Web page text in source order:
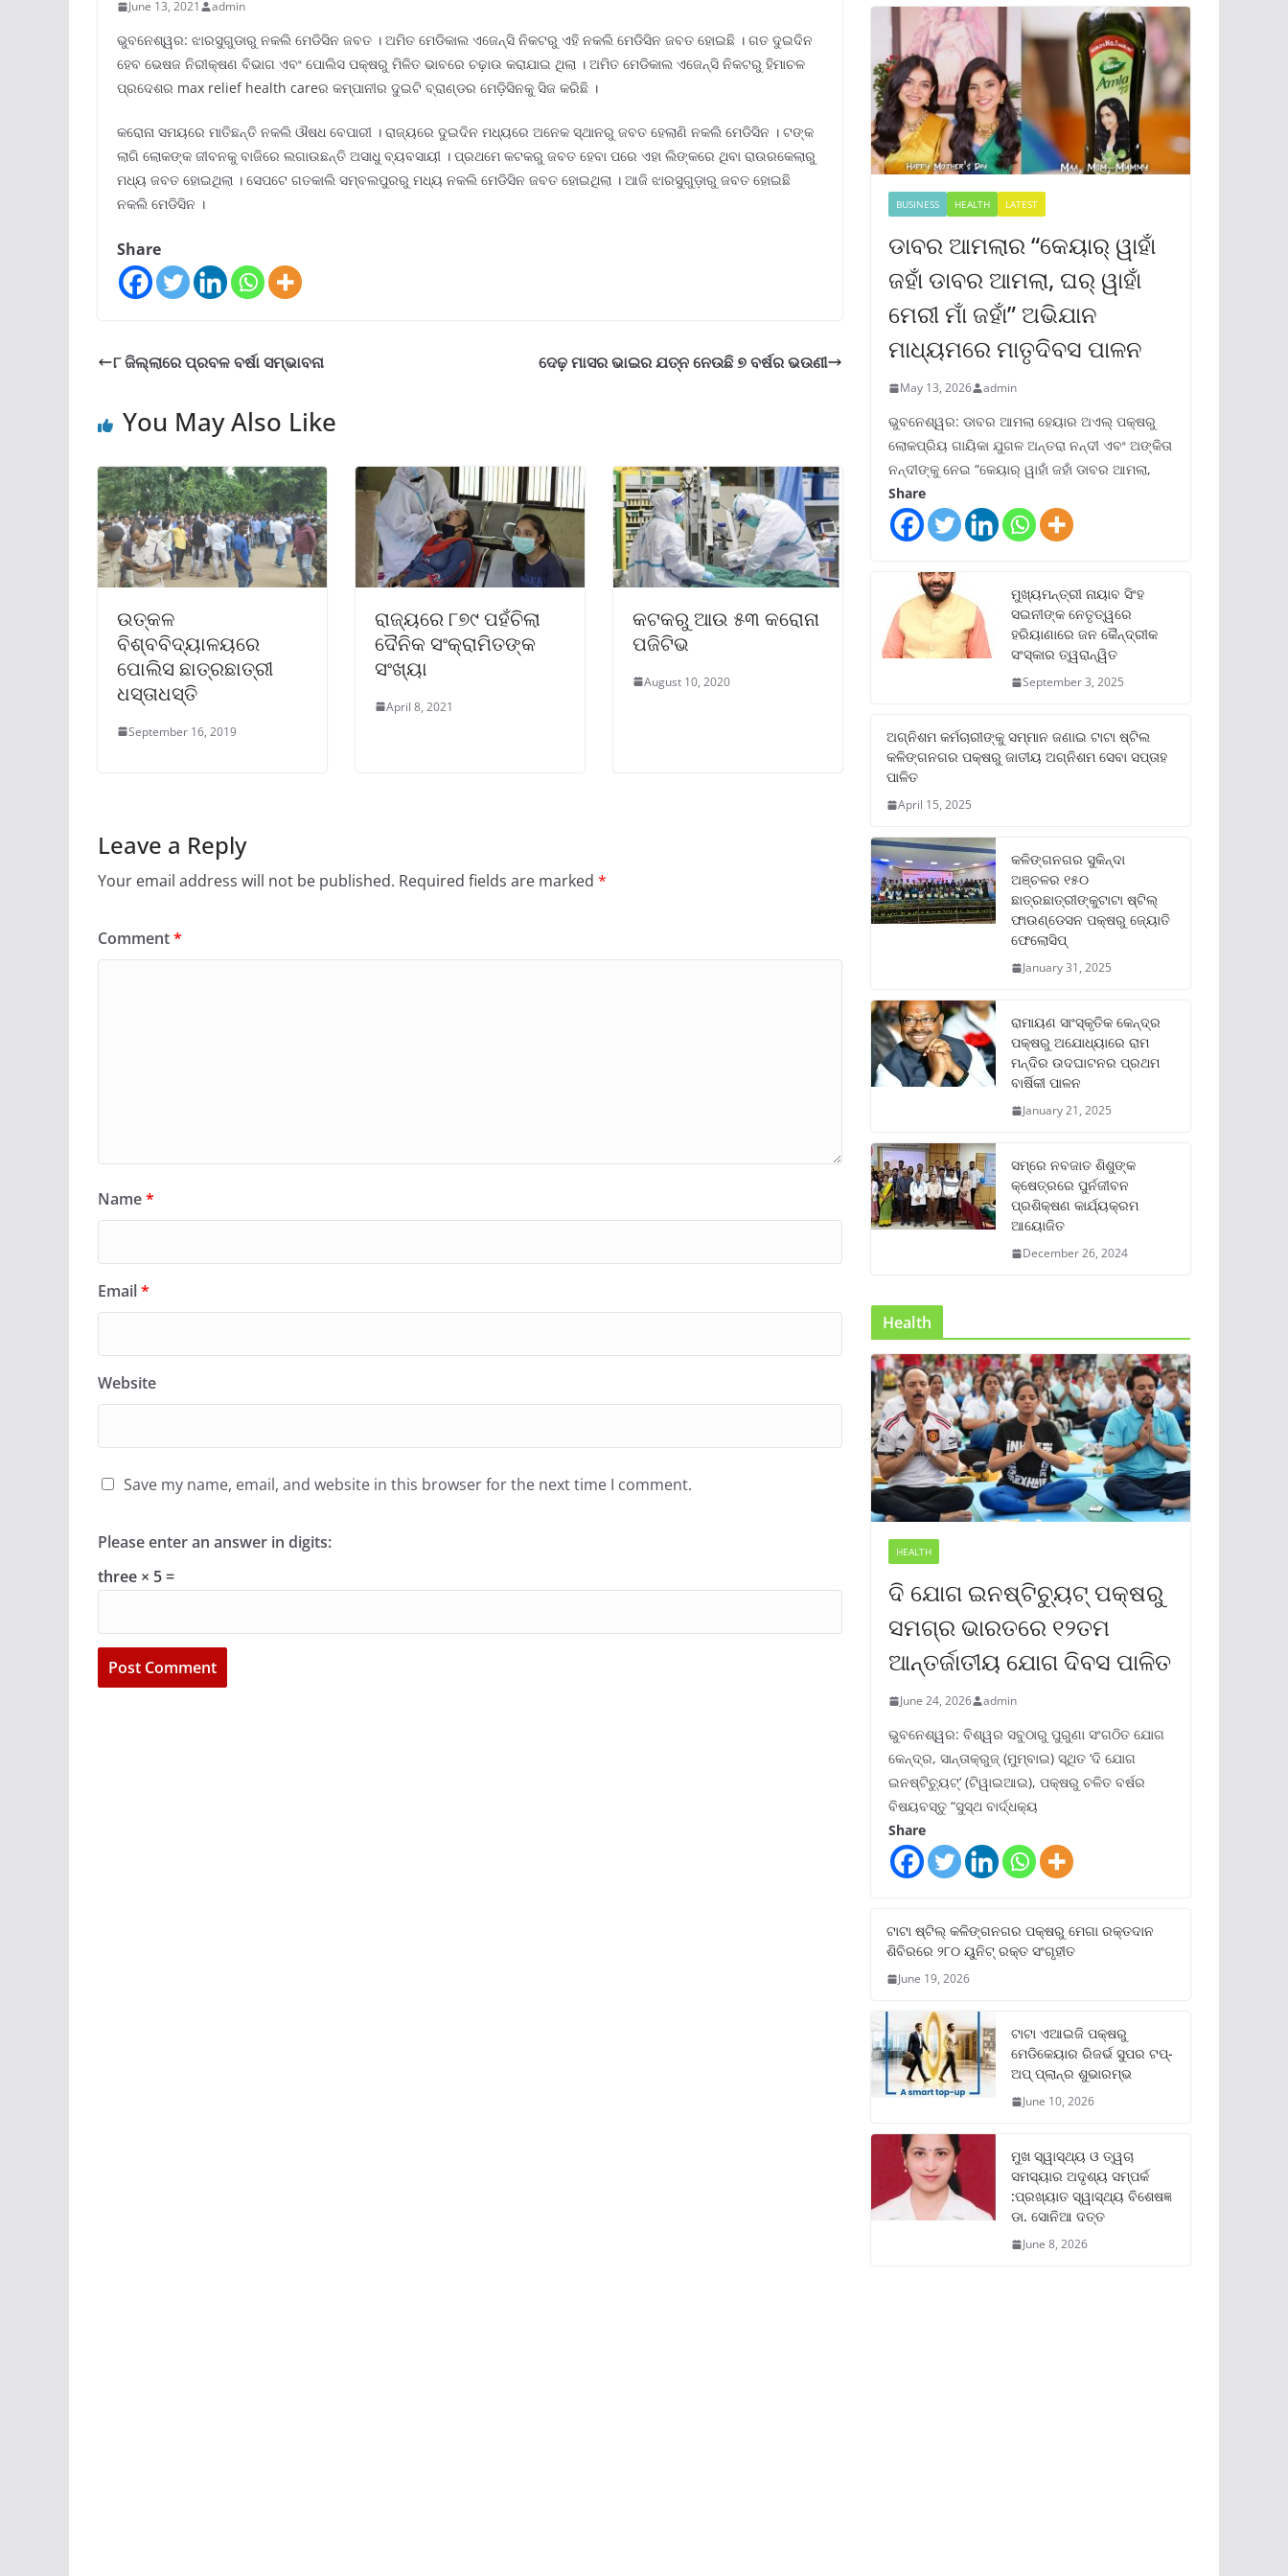
June 13, 2021 admin
ଭୁବନେଶ୍ୱର: ଝାରସୁଗୁଡାରୁ ନକଲି ମେଡିସିନ ଜବତ । ଅମିତ ମେଡିକାଲ ଏଜେନ୍ସି ନିକଟରୁ ଏହି ନକଲି ମେଡିସିନ ଜବତ ହୋଇଛି । ଗତ ଦୁଇଦିନ
ହେବ ଭେଷଜ ନିରୀକ୍ଷଣ ବିଭାଗ ଏବଂ ପୋଲିସ ପକ୍ଷରୁ ମିଳିତ ଭାବରେ ଚଢ଼ାଉ କରାଯାଇ ଥିଲା । ଅମିତ ମେଡିକାଲ ଏଜେନ୍ସି ନିକଟରୁ ହିମାଚଳ
ପ୍ରଦେଶର max relief health careର କମ୍ପାନୀର ଦୁଇଟି ବ୍ରାଣ୍ଡର ମେଡ଼ିସିନକୁ ସିଜ କରିଛି ।
କରୋନା ସମୟରେ ମାତିଛନ୍ତି ନକଲି ଔଷଧ ବେପାରୀ । ରାଜ୍ୟରେ ଦୁଇଦିନ ମଧ୍ୟରେ ଅନେକ ସ୍ଥାନରୁ ଜବତ ହେଲାଣି ନକଲି ମେଡିସିନ । ଟଙ୍କ
ଲାଗି ଲୋକଙ୍କ ଜୀବନକୁ ବାଜିରେ ଲଗାଉଛନ୍ତି ଅସାଧୁ ବ୍ୟବସାୟୀ । ପ୍ରଥମେ କଟକରୁ ଜବତ ହେବା ପରେ ଏହା ଲିଙ୍କରେ ଥିବା ରାଉରକେଲାରୁ
ମଧ୍ୟ ଜବତ ହୋଇଥିଲା । ସେପଟେ ଗତକାଲି ସମ୍ବଲପୁରରୁ ମଧ୍ୟ ନକଲି ମେଡିସିନ ଜବତ ହୋଇଥିଲା । ଆଜି ଝାରସୁଗୁଡ଼ାରୁ ଜବତ ହୋଇଛି
ନକଲି ମେଡିସିନ ।
Share
୮ ଜିଲ୍ଲାରେ ପ୍ରବଳ ବର୍ଷା ସମ୍ଭାବନା ଦେଢ଼ ମାସର ଭାଇର ଯତ୍ନ ନେଉଛି ୭ ବର୍ଷର ଭଉଣୀ
You May Also Like
ଉତ୍କଳ
ବିଶ୍ବବିଦ୍ୟାଳୟରେ
ପୋଲିସ ଛାତ୍ରଛାତ୍ରୀ
ଧସ୍ତାଧସ୍ତି
September 16, 2019
ରାଜ୍ୟରେ ୮୭୯ ପହଁଚିଲା
ଦୈନିକ ସଂକ୍ରାମିତଙ୍କ
ସଂଖ୍ୟା
April 8, 2021
କଟକରୁ ଆଉ ୫୩ କରୋନା
ପଜିଟିଭ
August 10, 2020
Leave a Reply
Your email address will not be published. Required fields are marked *
Comment*
Name*
Email*
Website
Save my name, email, and website in this browser for the next time I comment.
Please enter an answer in digits:
three × 5 =
BUSINESS HEALTH LATEST
ଡାବର ଆମଲାର “କେୟାର୍ ୱାହାଁ
ଜହାଁ ଡାବର ଆମଲା, ଘର୍ ୱାହାଁ
ମେରୀ ମାଁ ଜହାଁ” ଅଭିଯାନ
ମାଧ୍ୟମରେ ମାତୃଦିବସ ପାଳନ
May 13, 2026 admin
ଭୁବନେଶ୍ୱର: ଡାବର ଆମଲା ହେୟାର ଅଏଲ୍ ପକ୍ଷରୁ
ଲୋକପ୍ରିୟ ଗାୟିକା ଯୁଗଳ ଅନ୍ତରା ନନ୍ଦୀ ଏବଂ ଅଙ୍କିତା
ନନ୍ଦୀଙ୍କୁ ନେଇ “କେୟାର୍ ୱାହାଁ ଜହାଁ ଡାବର ଆମଲା,
Share
ମୁଖ୍ୟମନ୍ତ୍ରୀ ନାୟାବ ସିଂହ
ସଇନୀଙ୍କ ନେତୃତ୍ୱରେ
ହରିୟାଣାରେ ଜନ କୈନ୍ଦ୍ରୀକ
ସଂସ୍କାର ତ୍ୱରାନ୍ୱିତ
September 3, 2025
ଅଗ୍ନିଶମ କର୍ମଚାରୀଙ୍କୁ ସମ୍ମାନ ଜଣାଇ ଟାଟା ଷ୍ଟିଲ
କଳିଙ୍ଗନଗର ପକ୍ଷରୁ ଜାତୀୟ ଅଗ୍ନିଶମ ସେବା ସପ୍ତାହ
ପାଳିତ
April 15, 2025
କଳିଙ୍ଗନଗର ସୁକିନ୍ଦା
ଅଞ୍ଚଳର ୧୫୦
ଛାତ୍ରଛାତ୍ରୀଙ୍କୁଟାଟା ଷ୍ଟିଲ୍
ଫାଉଣ୍ଡେସନ ପକ୍ଷରୁ ଜ୍ୟୋତି
ଫେଲୋସିପ୍‌
January 31, 2025
ରାମାୟଣ ସାଂସ୍କୃତିକ କେନ୍ଦ୍ର
ପକ୍ଷରୁ ଅଯୋଧ୍ୟାରେ ରାମ
ମନ୍ଦିର ଉଦଘାଟନର ପ୍ରଥମ
ବାର୍ଷିକୀ ପାଳନ
January 21, 2025
ସମ୍‌ରେ ନବଜାତ ଶିଶୁଙ୍କ
କ୍ଷେତ୍ରରେ ପୁର୍ନଜୀବନ
ପ୍ରଶିକ୍ଷଣ କାର୍ଯ୍ୟକ୍ରମ
ଆୟୋଜିତ
December 26, 2024
Health
HEALTH
ଦି ଯୋଗ ଇନଷ୍ଟିଚ୍ୟୁଟ୍ ପକ୍ଷରୁ
ସମଗ୍ର ଭାରତରେ ୧୨ତମ
ଆନ୍ତର୍ଜାତୀୟ ଯୋଗ ଦିବସ ପାଳିତ
June 24, 2026 admin
ଭୁବନେଶ୍ୱର: ବିଶ୍ୱର ସବୁଠାରୁ ପୁରୁଣା ସଂଗଠିତ ଯୋଗ
କେନ୍ଦ୍ର, ସାନ୍ତାକ୍ରୁଜ୍ (ମୁମ୍ବାଇ) ସ୍ଥିତ ‘ଦି ଯୋଗ
ଇନଷ୍ଟିଚ୍ୟୁଟ୍‌’ (ଟିୱାଇଆଇ), ପକ୍ଷରୁ ଚଳିତ ବର୍ଷର
ବିଷୟବସ୍ତୁ “ସୁସ୍ଥ ବାର୍ଦ୍ଧକ୍ୟ
Share
ଟାଟା ଷ୍ଟିଲ୍‌ କଳିଙ୍ଗନଗର ପକ୍ଷରୁ ମେଗା ରକ୍ତଦାନ
ଶିବିରରେ ୨୮୦ ୟୁନିଟ୍‌ ରକ୍ତ ସଂଗୃହୀତ
June 19, 2026
ଟାଟା ଏଆଇଜି ପକ୍ଷରୁ
ମେଡିକେୟାର ରିଜର୍ଭ ସୁପର ଟପ୍‌-
ଅପ୍ ପ୍ଲାନ୍‌ର ଶୁଭାରମ୍ଭ
June 10, 2026
ମୁଖ ସ୍ୱାସ୍ଥ୍ୟ ଓ ତ୍ୱଚା
ସମସ୍ୟାର ଅଦୃଶ୍ୟ ସମ୍ପର୍କ
:ପ୍ରଖ୍ୟାତ ସ୍ୱାସ୍ଥ୍ୟ ବିଶେଷଜ୍ଞ
ଡା. ସୋନିଆ ଦତ୍ତ
June 8, 2026